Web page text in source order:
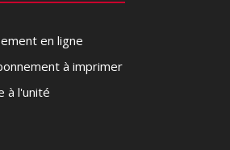
en ligne
à imprimer
à l'unité